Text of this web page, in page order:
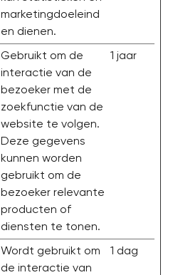
marketingdoeleind
en dienen.
Gebruikt om de
interactie van de
bezoeker met de
zoekfunctie van de
website te volgen.
Deze gegevens
kunnen worden
gebruikt om de
bezoeker relevante
producten of
diensten te tonen.
1 jaar
Wordt gebruikt om
de interactie van
1 dag